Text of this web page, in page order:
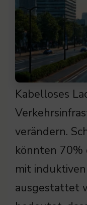
Kabelloses
verändern.
könnten
mit
ausgestattet